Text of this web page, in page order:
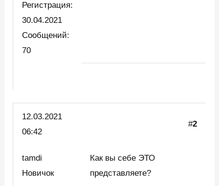
Регистрация:
30.04.2021
Сообщений:
70
12.03.2021
06:42
#2
tamdi
Новичок
Как вы себе ЭТО
представляете?